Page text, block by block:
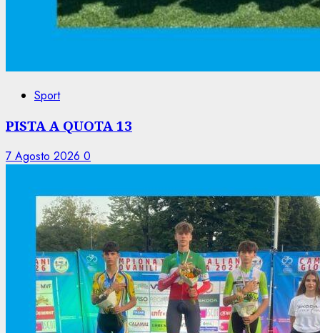
Sport
PISTA A QUOTA 13
7 Agosto 2026 0